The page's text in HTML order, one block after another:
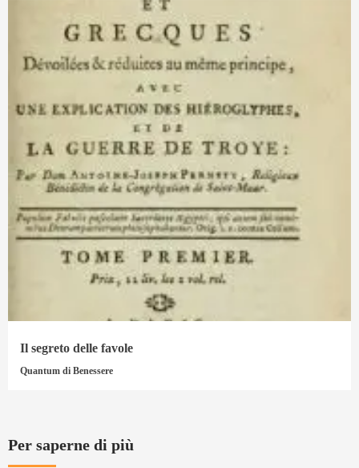
Il segreto delle favole
Quantum di Benessere
Per saperne di più